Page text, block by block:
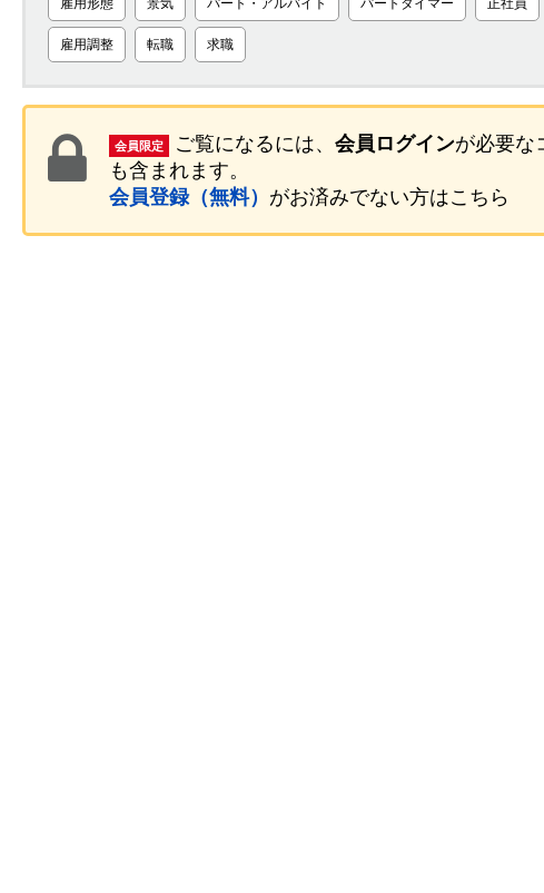
雇用形態
景気 パート・アルバイト パートタイマー 正社員
雇用調整 転職 求職
会員限定 ご覧になるには、 会員ログインが必要な
も含まれます。
会員登録（無料） がお済みでない方はこちら